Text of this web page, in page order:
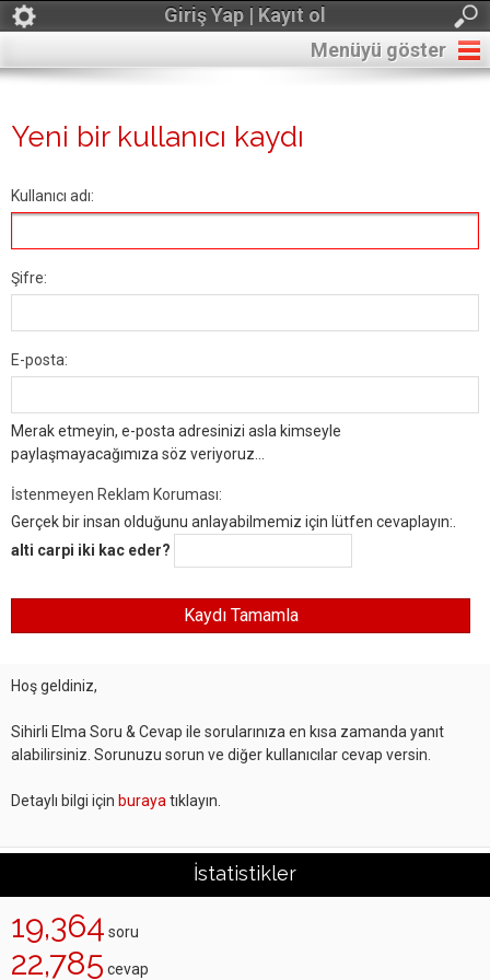
Giriş Yap | Kayıt ol
Menüyü göster
Yeni bir kullanıcı kaydı
Kullanıcı adı:
Şifre:
E-posta:
Merak etmeyin, e-posta adresinizi asla kimseyle
paylaşmayacağımıza söz veriyoruz...
İstenmeyen Reklam Koruması:
Gerçek bir insan olduğunu anlayabilmemiz için lütfen cevaplayın:.
alti carpi iki kac eder?
Hoş geldiniz,
Sihirli Elma Soru & Cevap ile sorularınıza en kısa zamanda yanıt
alabilirsiniz. Sorunuzu sorun ve diğer kullanıcılar cevap versin.
Detaylı bilgi için buraya tıklayın.
İstatistikler
19,364 soru
22,785 cevap